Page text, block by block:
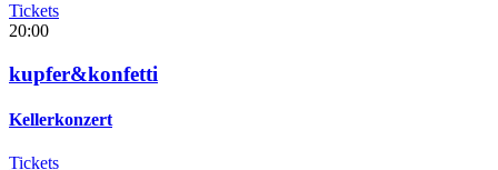
Tickets
20:00
kupfer&konfetti
Kellerkonzert
Tickets